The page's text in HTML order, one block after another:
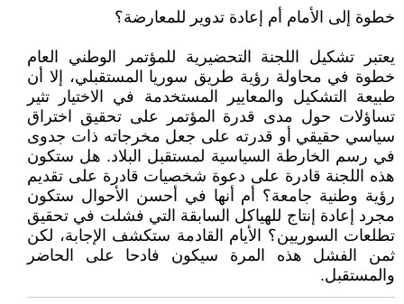
خطوة إلى الأمام أم إعادة تدوير للمعارضة؟
يعتبر تشكيل اللجنة التحضيرية للمؤتمر الوطني العام
خطوة في محاولة رؤية طريق سوريا المستقبلي، إلا أن
طبيعة التشكيل والمعايير المستخدمة في الاختيار تثير
تساؤلات حول مدى قدرة المؤتمر على تحقيق اختراق
سياسي حقيقي أو قدرته على جعل مخرجاته ذات جدوى
في رسم الخارطة السياسية لمستقبل البلاد. هل ستكون
هذه اللجنة قادرة على دعوة شخصيات قادرة على تقديم
رؤية وطنية جامعة؟ أم أنها في أحسن الأحوال ستكون
مجرد إعادة إنتاج للهياكل السابقة التي فشلت في تحقيق
تطلعات السوريين؟ الأيام القادمة ستكشف الإجابة، لكن
ثمن الفشل هذه المرة سيكون فادحا على الحاضر
والمستقبل.